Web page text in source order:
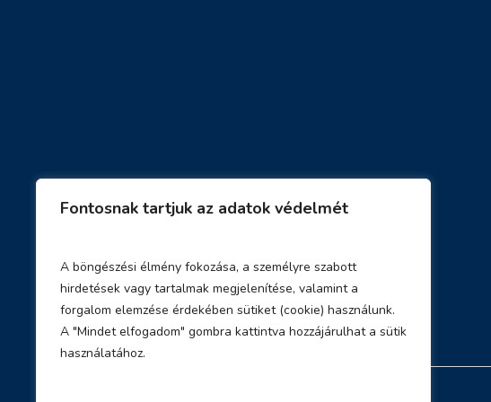
Fontosnak tartjuk az adatok védelmét
A böngészési élmény fokozása, a személyre szabott
hirdetések vagy tartalmak megjelenítése, valamint a
forgalom elemzése érdekében sütiket (cookie) használunk.
A "Mindet elfogadom" gombra kattintva hozzájárulhat a sütik
használatához.